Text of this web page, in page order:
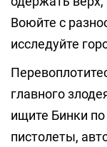
Воюйте с
исследуйте
главного
ищите Бинки по
пистолеты,